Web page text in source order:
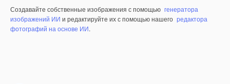
Создавайте собственные изображения с помощью генератора
изображений ИИ и редактируйте их с помощью нашего редактора
фотографий на основе ИИ.